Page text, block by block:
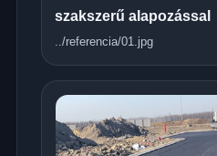
szakszerű alapozással
../referencia/01.jpg